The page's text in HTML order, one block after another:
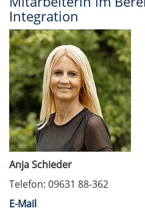
Integration
Anja Schieder
Telefon: 09631 88-362
E-Mail